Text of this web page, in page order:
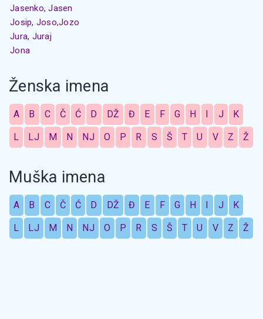
Jasenko, Jasen
Josip, Joso,Jozo
Jura, Juraj
Jona
Ženska imena
A B C Č Ć D DŽ Đ E F G H I J K
L LJ M N NJ O P R S Š T U V Z Ž
Muška imena
A B C Č Ć D DŽ Đ E F G H I J K
L LJ M N NJ O P R S Š T U V Z Ž